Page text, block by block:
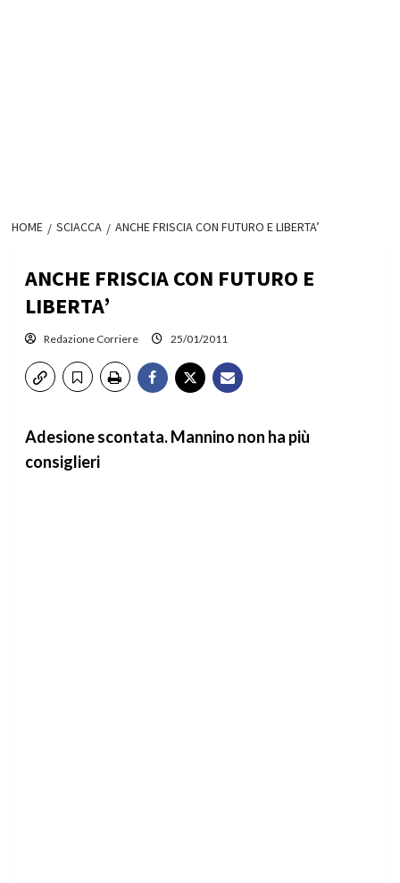
HOME SCIACCA ANCHE FRISCIA CON FUTURO E LIBERTA’
ANCHE FRISCIA CON FUTURO E
LIBERTA’
Redazione Corriere 25/01/2011
Adesione scontata. Mannino non ha più
consiglieri